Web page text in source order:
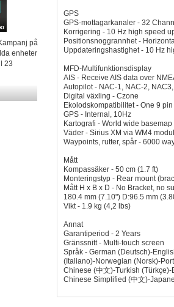
GPS
GPS-mottagarkanaler - 32
Korrigering - 10 Hz high speed
Positionsnoggrannhet -
Uppdateringshastighet - 10 Hz
MFD-Multifunktionsdisplay
AIS - Receive AIS data over
Autopilot - NAC-1, NAC-2,
Digital växling - Czone
Ekolodskompatibilitet - One 9
GPS - Internal, 10Hz
Kartografi - World wide
Väder - Sirius XM via WM4
Waypoints, rutter, spår - 6000
Mått
Kompassäker - 50 cm (1.7 ft)
Monteringstyp - Rear mount
Mått H x B x D - No Bracket, no
180.4 mm (7.10") D:96.5 mm
Vikt - 1.9 kg (4,2 lbs)
Annat
Garantiperiod - 2 Years
Gränssnitt - Multi-touch screen
Språk - German (Deutsch)-
(Italiano)-Norwegian (Norsk)-
Chinese (中文)-Turkish
Chinese Simplified (中文)-
på
enheter
23